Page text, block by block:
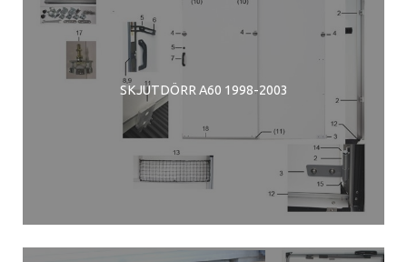
SKJUTDÖRR A60 1998-2003